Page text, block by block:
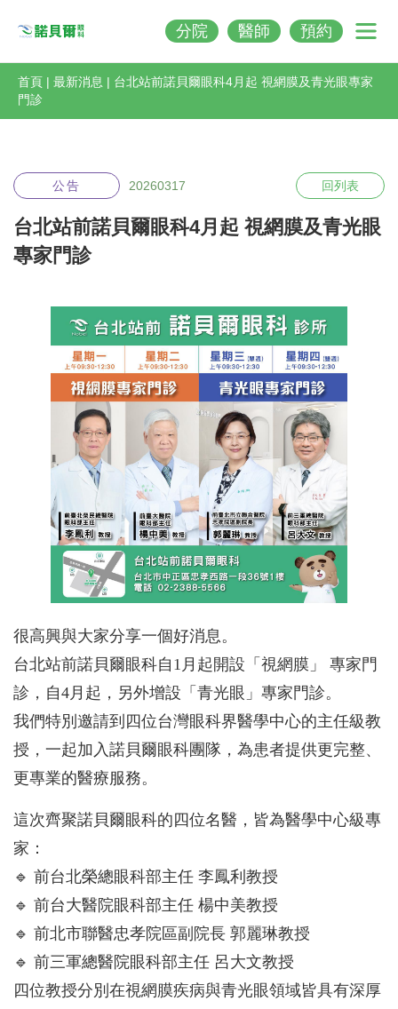
分院 醫師 預約
首頁 | 最新消息 | 台北站前諾貝爾眼科4月起 視網膜及青光眼專家
門診
公告 20260317 回列表
台北站前諾貝爾眼科4月起 視網膜及青光眼
專家門診
很高興與大家分享一個好消息。
台北站前諾貝爾眼科自1月起開設「視網膜」 專家門
診，自4月起，另外增設「青光眼」專家門診。
我們特別邀請到四位台灣眼科界醫學中心的主任級教
授，一起加入諾貝爾眼科團隊，為患者提供更完整、
更專業的醫療服務。
這次齊聚諾貝爾眼科的四位名醫，皆為醫學中心級專
家：
🔹 前台北榮總眼科部主任 李鳳利教授
🔹 前台大醫院眼科部主任 楊中美教授
🔹 前北市聯醫忠孝院區副院長 郭麗琳教授
🔹 前三軍總醫院眼科部主任 呂大文教授
四位教授分別在視網膜疾病與青光眼領域皆具有深厚